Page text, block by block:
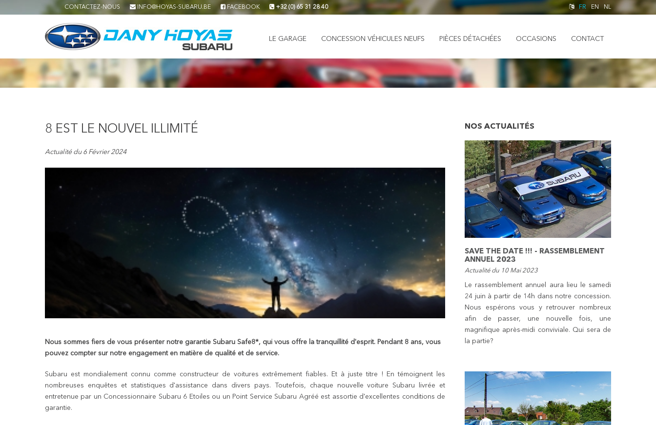
CONTACTEZ-NOUS INFO@HOYAS-SUBARU.BE FACEBOOK +32 (0) 65 31 28 40 FR EN NL
LE GARAGE CONCESSION VÉHICULES NEUFS PIÈCES DÉTACHÉES OCCASIONS CONTACT
8 EST LE NOUVEL ILLIMITÉ
Actualité du 6 Février 2024
Nous sommes fiers de vous présenter notre garantie Subaru Safe8*, qui vous offre la tranquillité d'esprit. Pendant 8 ans, vous
pouvez compter sur notre engagement en matière de qualité et de service.
Subaru est mondialement connu comme constructeur de voitures extrêmement fiables. Et à juste titre ! En témoignent les
nombreuses enquêtes et statistiques d'assistance dans divers pays. Toutefois, chaque nouvelle voiture Subaru livrée et
entretenue par un Concessionnaire Subaru 6 Etoiles ou un Point Service Subaru Agréé est assortie d'excellentes conditions de
garantie.
NOS ACTUALITÉS
SAVE THE DATE !!! - RASSEMBLEMENT
ANNUEL 2023
Actualité du 10 Mai 2023
Le rassemblement annuel aura lieu le samedi
24 juin à partir de 14h dans notre concession.
Nous espérons vous y retrouver nombreux
afin de passer, une nouvelle fois, une
magnifique après-midi conviviale. Qui sera de
la partie?